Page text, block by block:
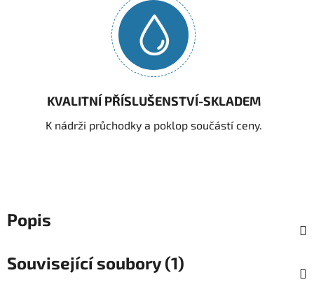
KVALITNÍ PŘÍSLUŠENSTVÍ-SKLADEM
K nádrži průchodky a poklop součástí ceny.
Popis
Související soubory (1)